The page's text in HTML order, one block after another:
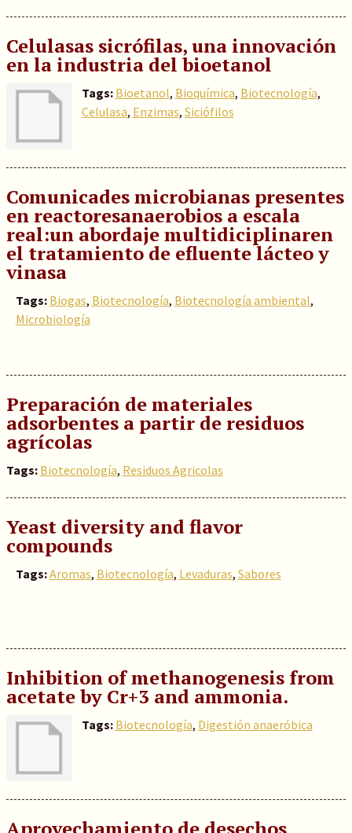
Celulasas sicrófilas, una innovación
en la industria del bioetanol
Tags: Bioetanol, Bioquímica, Biotecnología,
Celulasa, Enzimas, Siciófilos
Comunicades microbianas presentes
en reactoresanaerobios a escala
real:un abordaje multidiciplinaren
el tratamiento de efluente lácteo y
vinasa
Tags: Biogas, Biotecnología, Biotecnología ambiental,
Microbiología
Preparación de materiales
adsorbentes a partir de residuos
agrícolas
Tags: Biotecnología, Residuos Agricolas
Yeast diversity and flavor
compounds
Tags:Aromas, Biotecnología, Levaduras, Sabores
Inhibition of methanogenesis from
acetate by Cr+3 and ammonia.
Tags: Biotecnología, Digestión anaeróbica